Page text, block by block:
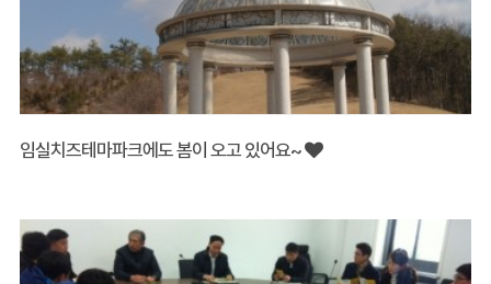
임실치즈테마파크에도 봄이 오고 있어요~